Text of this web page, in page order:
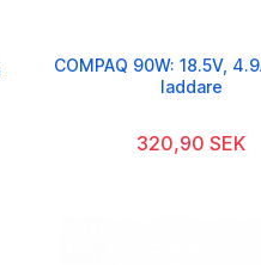
COMPAQ 90W: 18.5V,
laddare
320,90 SEK